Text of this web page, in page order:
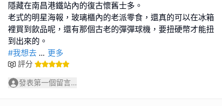
隱藏在南昌港鐵站內的復古懷舊士多。
老式的明星海報，玻璃櫃內的老派零食，還真的可以在冰箱
裡買到飲品呢，還有那個古老的彈彈球機，要扭硬幣才能扭
#我想去 ... 更多
評分
發表第一個留言...